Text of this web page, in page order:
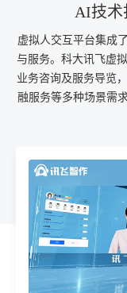
AI技术
虚拟人交互平台集成
与服务。科大讯飞虚
业务咨询及服务导览
融服务等多种场景需